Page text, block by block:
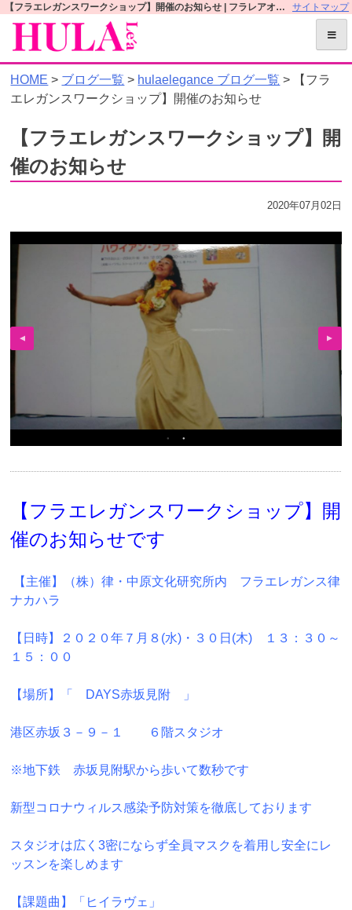
p
【フラエレガンスワークショップ】開催のお知らせ | フラレアオフィシャルWEBサイト サイトマップ
HOME > ブログ一覧 > hulaelegance ブログ一覧 > 【フラ
エレガンスワークショップ】開催のお知らせ
【フラエレガンスワークショップ】開
催のお知らせ
2020年07月02日
【フラエレガンスワークショップ】開
催のお知らせです
【主催】（株）律・中原文化研究所内 フラエレガンス律
ナカハラ
【日時】２０２０年７月８(水)・３０日(木) １３：３０～
１５：００
【場所】「 DAYS赤坂見附 」
港区赤坂３－９－１ ６階スタジオ
※地下鉄 赤坂見附駅から歩いて数秒です
新型コロナウィルス感染予防対策を徹底しております
スタジオは広く3密にならず全員マスクを着用し安全にレ
ッスンを楽しめます
【課題曲】「ヒイラヴェ」